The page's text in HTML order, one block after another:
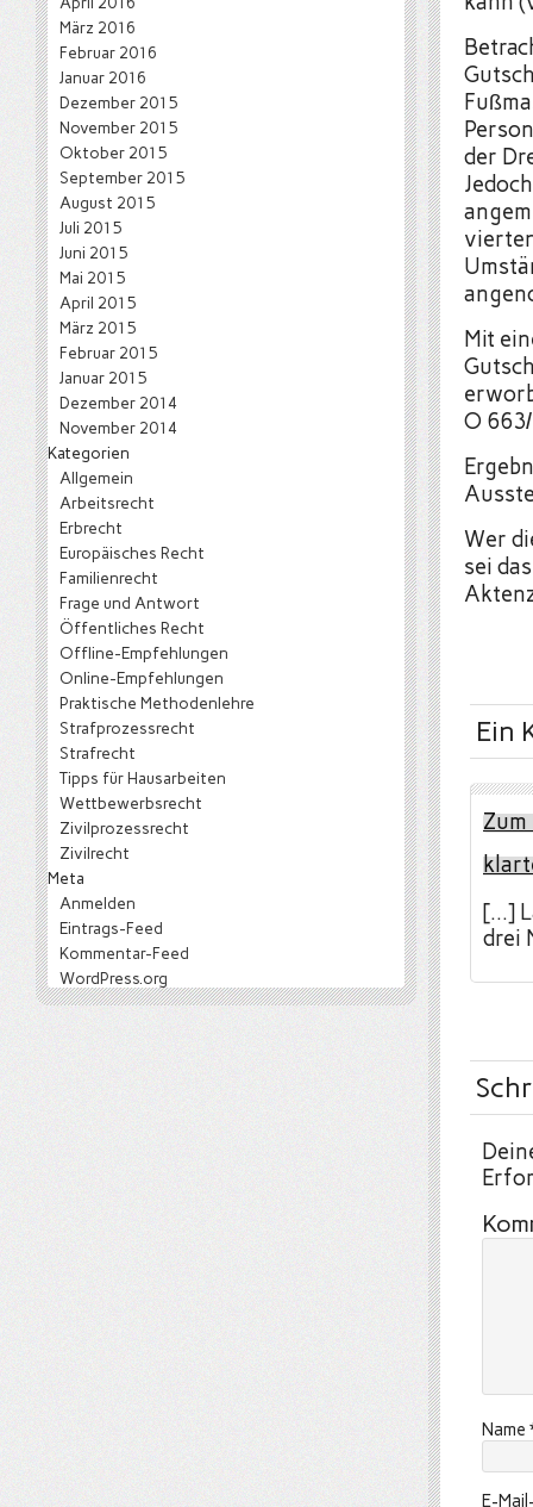
der
Mit
O
Wer
sei
Ein
Zum
[…]
drei
Name
E-
März 2016
Februar 2016
Januar 2016
Dezember 2015
November 2015
Oktober 2015
September 2015
August 2015
Juli 2015
Juni 2015
Mai 2015
April 2015
März 2015
Februar 2015
Januar 2015
Dezember 2014
November 2014
Kategorien
Allgemein
Arbeitsrecht
Erbrecht
Europäisches Recht
Familienrecht
Frage und Antwort
Öffentliches Recht
Offline-Empfehlungen
Online-Empfehlungen
Praktische Methodenlehre
Strafprozessrecht
Strafrecht
Tipps für Hausarbeiten
Wettbewerbsrecht
Zivilprozessrecht
Zivilrecht
Meta
Anmelden
Eintrags-Feed
Kommentar-Feed
WordPress.org